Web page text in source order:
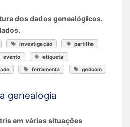
dos dados genealógicos.
investigação partilha
evento etiqueta
ferramenta gedcom
genealogia
em várias situações